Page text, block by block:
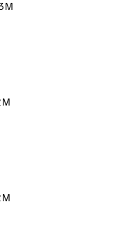
M
M
M